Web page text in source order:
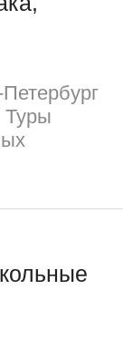
Туры